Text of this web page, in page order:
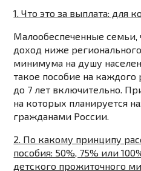
1. Что это за выплата: для
Малообеспеченные
доход ниже
минимума на душу
такое пособие на каждого
до 7 лет включительно.
на которых планируется
гражданами России.
2. По какому принципу
пособия: 50%, 75% или
детского прожиточного